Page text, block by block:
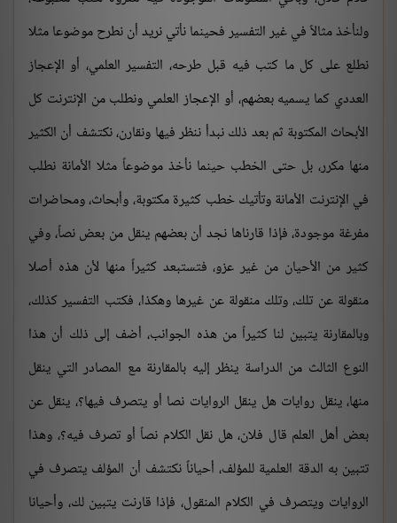
ولنأخذ مثالاً في غير التفسير فحينما نأتي نريد أن نطرح موضوعا مثلا
نطلع على كل ما كتب فيه قبل طرحه، التفسير العلمي، أو الإعجاز
العددي كما يسميه بعضهم، أو الإعجاز العلمي ونطلب من الإنترنت كل
الأبحاث المكتوبة ثم بعد ذلك نبدأ ننظر فيها ونقارن، نكتشف أن الكثير
منها مكرر، بل حتى الخطب حينما نأخذ موضوعاً مثلا الأمانة نطلب
في الإنترنت الأمانة وتأتيك خطب كثيرة مكتوبة، وأبحاث، ومحاضرات
مفرغة موجودة، فإذا قارناها نجد أن بعضهم ينقل من بعض نصاً، وفي
كثير من الأحيان من غير عزو، فتستبعد كثيراً منها لأن هذه أصلا
منقولة عن تلك، وتلك منقولة عن غيرها وهكذا، فكتب التفسير كذلك،
وبالمقارنة يتبين لنا كثيراً من هذه الجوانب، أضف إلى ذلك أن هذا
النوع الثالث من الدراسة ينظر إليه بالمقارنة مع المصادر التي ينقل
منها، ينقل روايات هل ينقل الروايات نصا أو يتصرف فيها؟، ينقل عن
بعض أهل العلم قال فلان، هل نقل الكلام نصاً أو تصرف فيه؟، وهذا
تتبين به الدقة العلمية للمؤلف، أحياناً نكتشف أن المؤلف يتصرف في
الروايات ويتصرف في الكلام المنقول، فإذا قارنت يتبين لك، وأحيانا